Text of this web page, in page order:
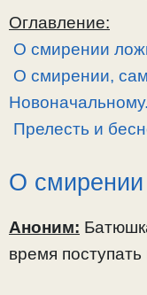
Оглавление:
О смирении
О смирении,
Новоначальному.
Прелесть и
О
Аноним:
время